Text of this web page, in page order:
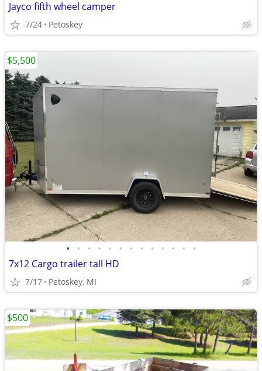
Jayco fifth wheel camper
7/24 Petoskey
• • • • • • • • • • • • •
7x12 Cargo trailer tall HD
7/17 Petoskey, MI
$5,500
$500